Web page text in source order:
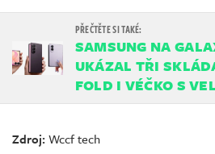
SAMSUNG NA
UKÁZAL TŘI
FOLD I VÉČKO S
Zdroj:Wccf tech